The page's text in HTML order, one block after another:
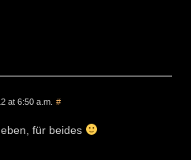
at 6:50 a.m. #
für beides